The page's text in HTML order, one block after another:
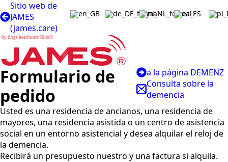
Sitio web de
JAMES
(james.care)
by ilogs healthcare GmbH
Formulario de
pedido
a la página DEMENZ
Consulta sobre la
demencia
Usted es una residencia de ancianos, una residencia de
mayores, una residencia asistida o un centro de asistencia
social en un entorno asistencial y desea alquilar el reloj de
la demencia.
Recibirá un presupuesto nuestro y una factura si alquila.